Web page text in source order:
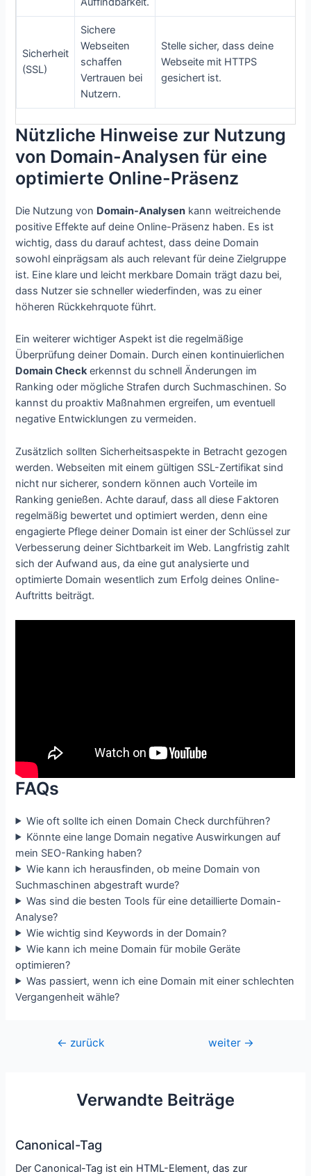
Sicherheit
(SSL)
Sichere
Webseiten
schaffen
Vertrauen bei
Nutzern.
Stelle sicher, dass deine
Webseite mit HTTPS
gesichert ist.
Nützliche Hinweise zur Nutzung
von Domain-Analysen für eine
optimierte Online-Präsenz
Die Nutzung von Domain-Analysen kann weitreichende
positive Effekte auf deine Online-Präsenz haben. Es ist
wichtig, dass du darauf achtest, dass deine Domain
sowohl einprägsam als auch relevant für deine Zielgruppe
ist. Eine klare und leicht merkbare Domain trägt dazu bei,
dass Nutzer sie schneller wiederfinden, was zu einer
höheren Rückkehrquote führt.
Ein weiterer wichtiger Aspekt ist die regelmäßige
Überprüfung deiner Domain. Durch einen kontinuierlichen
Domain Checkerkennst du schnell Änderungen im
Ranking oder mögliche Strafen durch Suchmaschinen. So
kannst du proaktiv Maßnahmen ergreifen, um eventuell
negative Entwicklungen zu vermeiden.
Zusätzlich sollten Sicherheitsaspekte in Betracht gezogen
werden. Webseiten mit einem gültigen SSL-Zertifikat sind
nicht nur sicherer, sondern können auch Vorteile im
Ranking genießen. Achte darauf, dass all diese Faktoren
regelmäßig bewertet und optimiert werden, denn eine
engagierte Pflege deiner Domain ist einer der Schlüssel zur
Verbesserung deiner Sichtbarkeit im Web. Langfristig zahlt
sich der Aufwand aus, da eine gut analysierte und
optimierte Domain wesentlich zum Erfolg deines Online-
Auftritts beiträgt.
FAQs
Wie oft sollte ich einen Domain Check durchführen?
Könnte eine lange Domain negative Auswirkungen auf
mein SEO-Ranking haben?
Wie kann ich herausfinden, ob meine Domain von
Suchmaschinen abgestraft wurde?
Was sind die besten Tools für eine detaillierte Domain-
Analyse?
Wie wichtig sind Keywords in der Domain?
Wie kann ich meine Domain für mobile Geräte
optimieren?
Was passiert, wenn ich eine Domain mit einer schlechten
Vergangenheit wähle?
Beitragsnavigation
← zurück weiter →
Verwandte Beiträge
Canonical-Tag
Der Canonical-Tag ist ein HTML-Element, das zur